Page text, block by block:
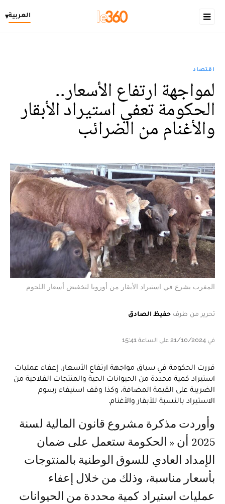
العربية▾
اقتصاد
لمواجهة ارتفاع الأسعار..
الحكومة تعفي استيراد الأبقار
والأغنام من الضرائب
المغرب يشرع في استيراد الأبقار من أوروبا لتخفيض أسعار اللحوم
تحرير من طرف حفيظ الصادق
في 21/10/2024 على الساعة 15:41
قررت الحكومة في سياق مواجهة ارتفاع الأسعار، إعفاء عمليات
استيراد كمية محددة من الحيوانات الحية والمنتجات الفلاحية من
الضريبة على القيمة المضافة، وكذا وقف استيفاء رسوم
الاستيراد بالنسبة للأبقار والأغنام.
وأوردت مذكرة مشروع قانون المالية لسنة
2025 أن « الحكومة ستعمل على ضمان
الإمداد العادي للسوق الوطنية بالمنتوجات
بأسعار مناسبة، وذلك من خلال إعفاء
عمليات استيراد كمية محددة من الحيوانات